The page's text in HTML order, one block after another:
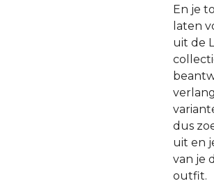
En je
laten
uit de
dus
uit en
van je
outfit.